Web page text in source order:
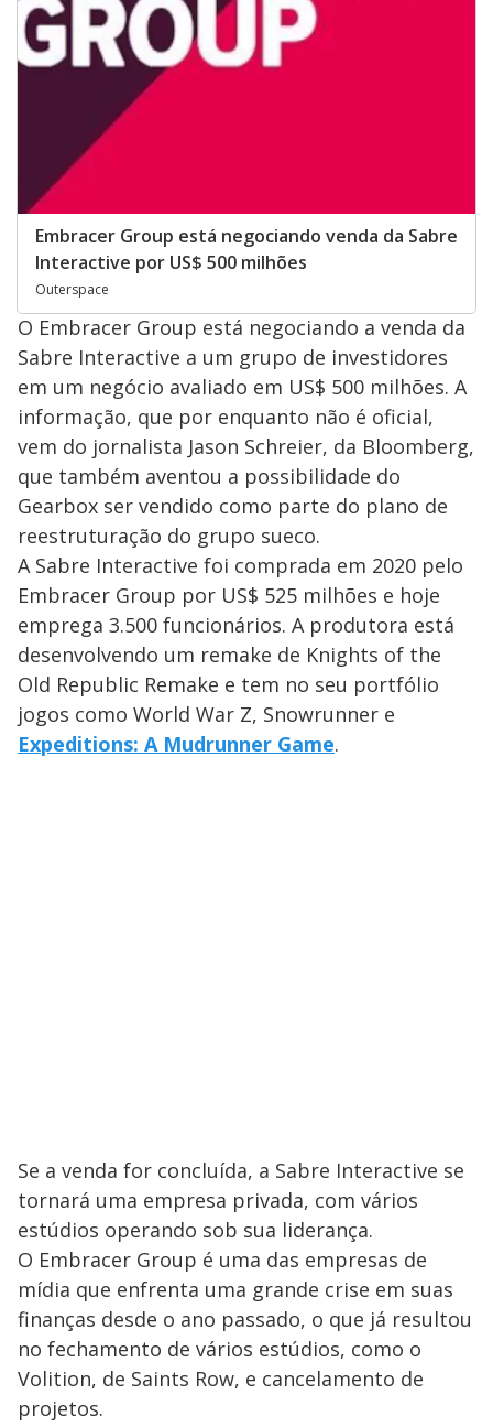
Embracer Group está negociando venda da Sabre
Interactive por US$ 500 milhões
Outerspace
O Embracer Group está negociando a venda da
Sabre Interactive a um grupo de investidores
em um negócio avaliado em US$ 500 milhões. A
informação, que por enquanto não é oficial,
vem do jornalista Jason Schreier, da Bloomberg,
que também aventou a possibilidade do
Gearbox ser vendido como parte do plano de
reestruturação do grupo sueco.
A Sabre Interactive foi comprada em 2020 pelo
Embracer Group por US$ 525 milhões e hoje
emprega 3.500 funcionários. A produtora está
desenvolvendo um remake de Knights of the
Old Republic Remake e tem no seu portfólio
jogos como World War Z, Snowrunner e
Expeditions: A Mudrunner Game.
Se a venda for concluída, a Sabre Interactive se
tornará uma empresa privada, com vários
estúdios operando sob sua liderança.
O Embracer Group é uma das empresas de
mídia que enfrenta uma grande crise em suas
finanças desde o ano passado, o que já resultou
no fechamento de vários estúdios, como o
Volition, de Saints Row, e cancelamento de
projetos.